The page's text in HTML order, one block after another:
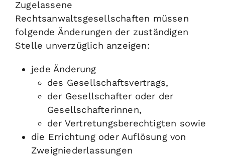
Zugelassene
Rechtsanwaltsgesellschaften müssen
folgende Änderungen der zuständigen
Stelle unverzüglich anzeigen:
jede Änderung
des Gesellschaftsvertrags,
der Gesellschafter oder der
Gesellschafterinnen,
der Vertretungsberechtigten sowie
die Errichtung oder Auflösung von
Zweigniederlassungen